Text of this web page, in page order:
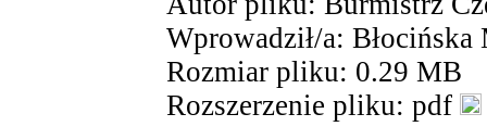
Wprowadził/a: Błocińska
Rozmiar pliku: 0.29 MB
Rozszerzenie pliku: pdf